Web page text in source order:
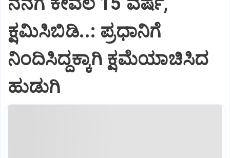
ಕ್ಷಮಿಸಿಬಿಡಿ..: ಪ್ರಧಾನಿಗೆ
ನಿಂದಿಸಿದ್ದಕ್ಕಾಗಿ ಕ್ಷಮೆಯಾಚಿಸಿದ
ಹುಡುಗಿ